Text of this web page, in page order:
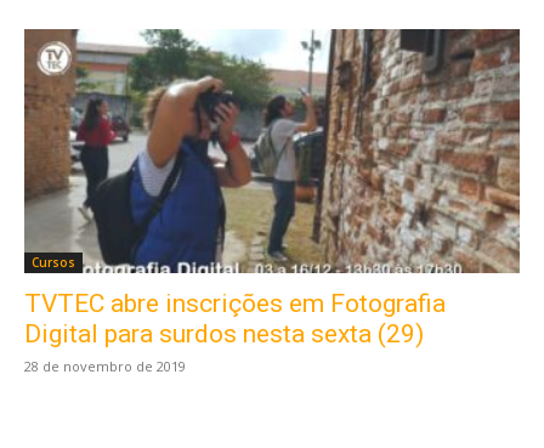
Cursos
TVTEC abre inscrições em Fotografia
Digital para surdos nesta sexta (29)
28 de novembro de 2019
Este site usa cookies para garantir que você
obtenha a melhor experiência em nosso site.
Ao usar nosso site você consente cookies.